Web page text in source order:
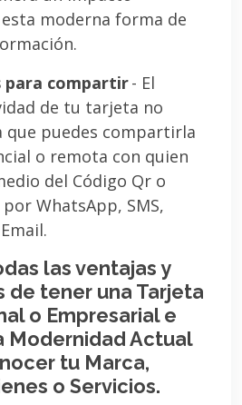
moderna forma de
para compartir- El
de tu tarjeta no
que puedes compartirla
o remota con quien
del Código Qr o
WhatsApp, SMS,
las ventajas y
de tener una Tarjeta
o Empresarial e
Modernidad Actual
tu Marca,
o Servicios.